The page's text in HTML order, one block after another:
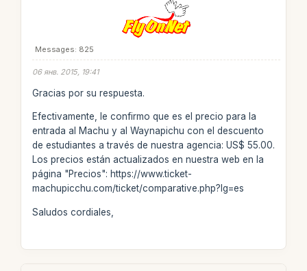
Messages: 825
06 янв. 2015, 19:41
Gracias por su respuesta.
Efectivamente, le confirmo que es el precio para la
entrada al Machu y al Waynapichu con el descuento
de estudiantes a través de nuestra agencia: US$ 55.00.
Los precios están actualizados en nuestra web en la
página "Precios": https://www.ticket-
machupicchu.com/ticket/comparative.php?lg=es
Saludos cordiales,